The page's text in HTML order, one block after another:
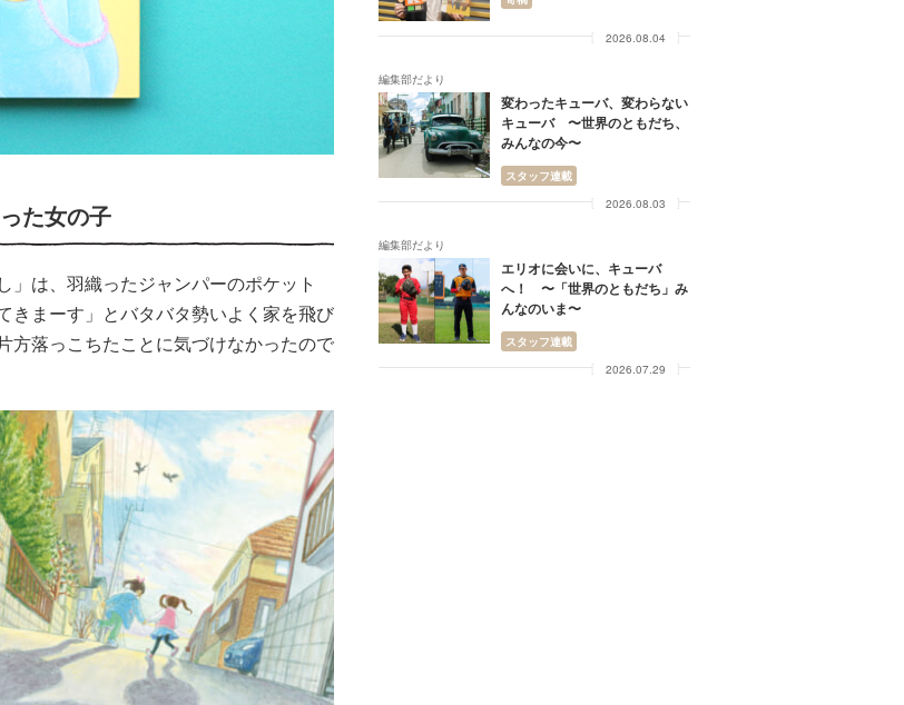
た女の子
は、羽織ったジャンパーのポケット
きまーす」とバタバタ勢いよく家を飛び
方落っこちたことに気づけなかったので
2026.08.04
編集部だより
変わったキューバ、変わらない
キューバ 〜世界のともだち、
みんなの今〜
スタッフ連載
2026.08.03
編集部だより
エリオに会いに、キューバ
へ！ 〜「世界のともだち」み
んなのいま〜
スタッフ連載
2026.07.29